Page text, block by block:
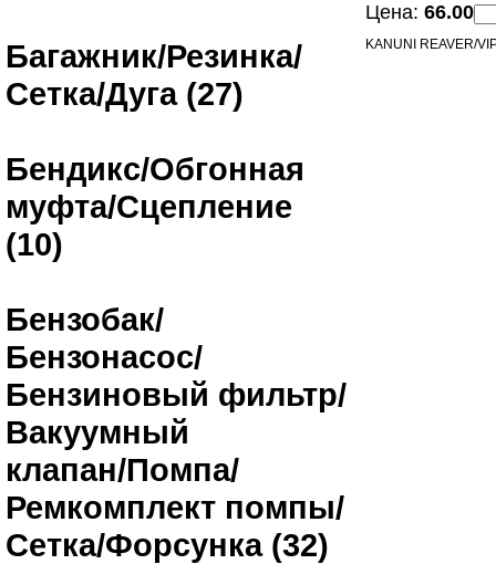
Багажник/Резинка/
Сетка/Дуга (27)
Бендикс/Обгонная
муфта/Сцепление
(10)
Бензобак/
Бензонасос/
Бензиновый фильтр/
Вакуумный
клапан/Помпа/
Ремкомплект помпы/
Сетка/Форсунка (32)
Цена: 66.00
KANUNI REAVER/